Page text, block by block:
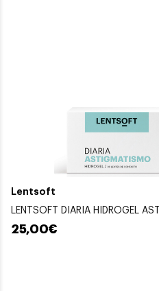
Lentsoft
LENTSOFT DIARIA HIDROGEL
25,00€